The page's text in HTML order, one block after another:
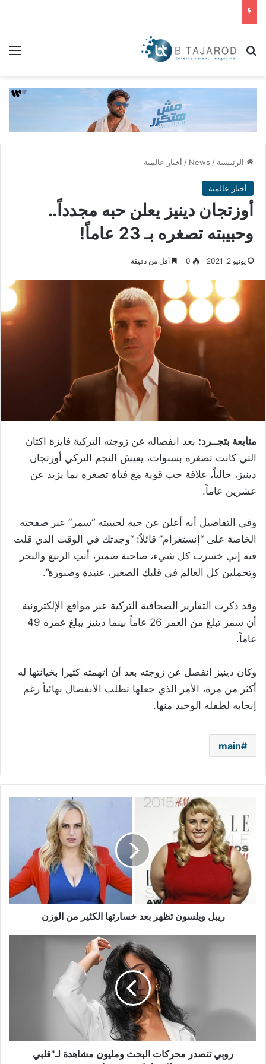
بحث عن
الرئيسية /
News
/ أخبار عالمية
أخبار عالمية
أوزتجان دينيز يعلن حبه مجدداً..
وحبيبته تصغره بـ 23 عاماً!
يونيو 2, 2021 0 أقل من دقيقة
متابعة بتجــرد: بعد انفصاله عن زوجته التركية فايزة اكتان
التي كانت تصغره بسنوات، يعيش النجم التركي أوزتجان
دينيز، حالياً، علاقة حب قوية مع فتاة تصغره بما يزيد عن
عشرين عاماً.
وفي التفاصيل أنه أعلن عن حبه لحبيبته “سمر” عبر صفحته
الخاصة على “إنستغرام” قائلاً: “وجدتك في الوقت الذي قلت
فيه إني خسرت كل شيء، صاحبة ضمير، أنتِ الربيع والبحر
وتحملين كل العالم في قلبك الصغير، عنيدة وصبورة”.
وقد ذكرت التقارير الصحافية التركية عبر مواقع الإلكترونية
أن سمر تبلغ من العمر 26 عاماً بينما دينيز يبلغ عمره 49
عاماً.
وكان دينيز انفصل عن زوجته بعد أن اتهمته كثيرا بخيانتها له
أكثر من مرة، الأمر الذي جعلها تطلب الانفصال نهائياً رغم
إنجابه لطفله الوحيد منها.
main
ويلسون
تظهر
خسارتها
الكثير
من
الوزن
ريبل ويلسون تظهر بعد خسارتها الكثير من الوزن
لـ"قلبي
في
روبي تتصدر محركات البحث ومليون مشاهدة لـ"قلبي